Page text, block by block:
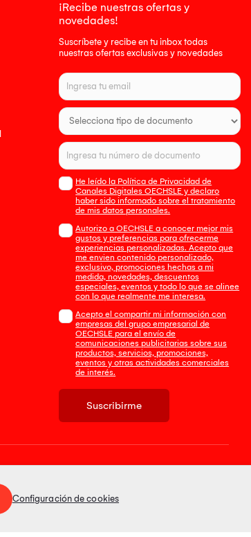
¡Recibe nuestras ofertas y
novedades!
Suscríbete y recibe en tu inbox todas
nuestras ofertas exclusivas y novedades
He leído la Política de Privacidad de
Canales Digitales OECHSLE y declaro
haber sido informado sobre el tratamiento
de mis datos personales.
Autorizo a OECHSLE a conocer mejor mis
gustos y preferencias para ofrecerme
experiencias personalizadas. Acepto que
me envien contenido personalizado,
exclusivo, promociones hechas a mi
medida, novedades, descuentos
especiales, eventos y todo lo que se alinee
con lo que realmente me interesa.
Acepto el compartir mi información con
empresas del grupo empresarial de
OECHSLE para el envío de
comunicaciones publicitarias sobre sus
productos, servicios, promociones,
eventos y otras actividades comerciales
de interés.
Suscribirme
Tienda 100% Segura
Configuración de cookies